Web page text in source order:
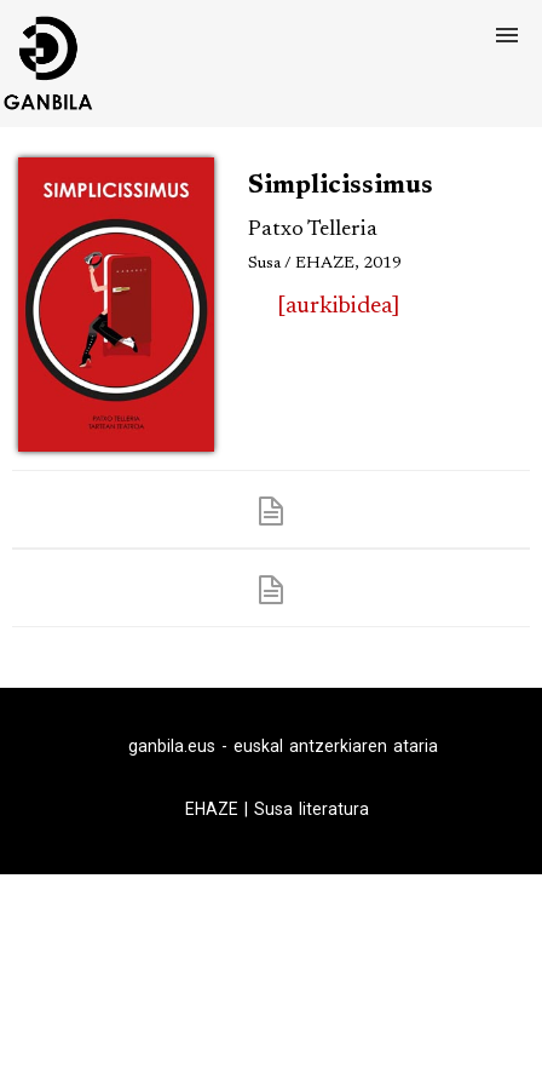
Simplicissimus
Patxo Telleria
Susa / EHAZE, 2019
[aurkibidea]
ganbila.eus - euskal antzerkiaren ataria
EHAZE Susa literatura